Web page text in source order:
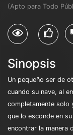
(Apto para Todo
Sinopsis
Un pequeño ser de
cuando su nave, al
completamente solo
que lo esconde en
encontrar la manera